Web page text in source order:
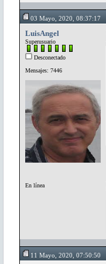
03 Mayo, 2020, 08:37:17
LuisAngel
Superusuario
Desconectado
Mensajes: 7446
En línea
11 Mayo, 2020, 07:50:50